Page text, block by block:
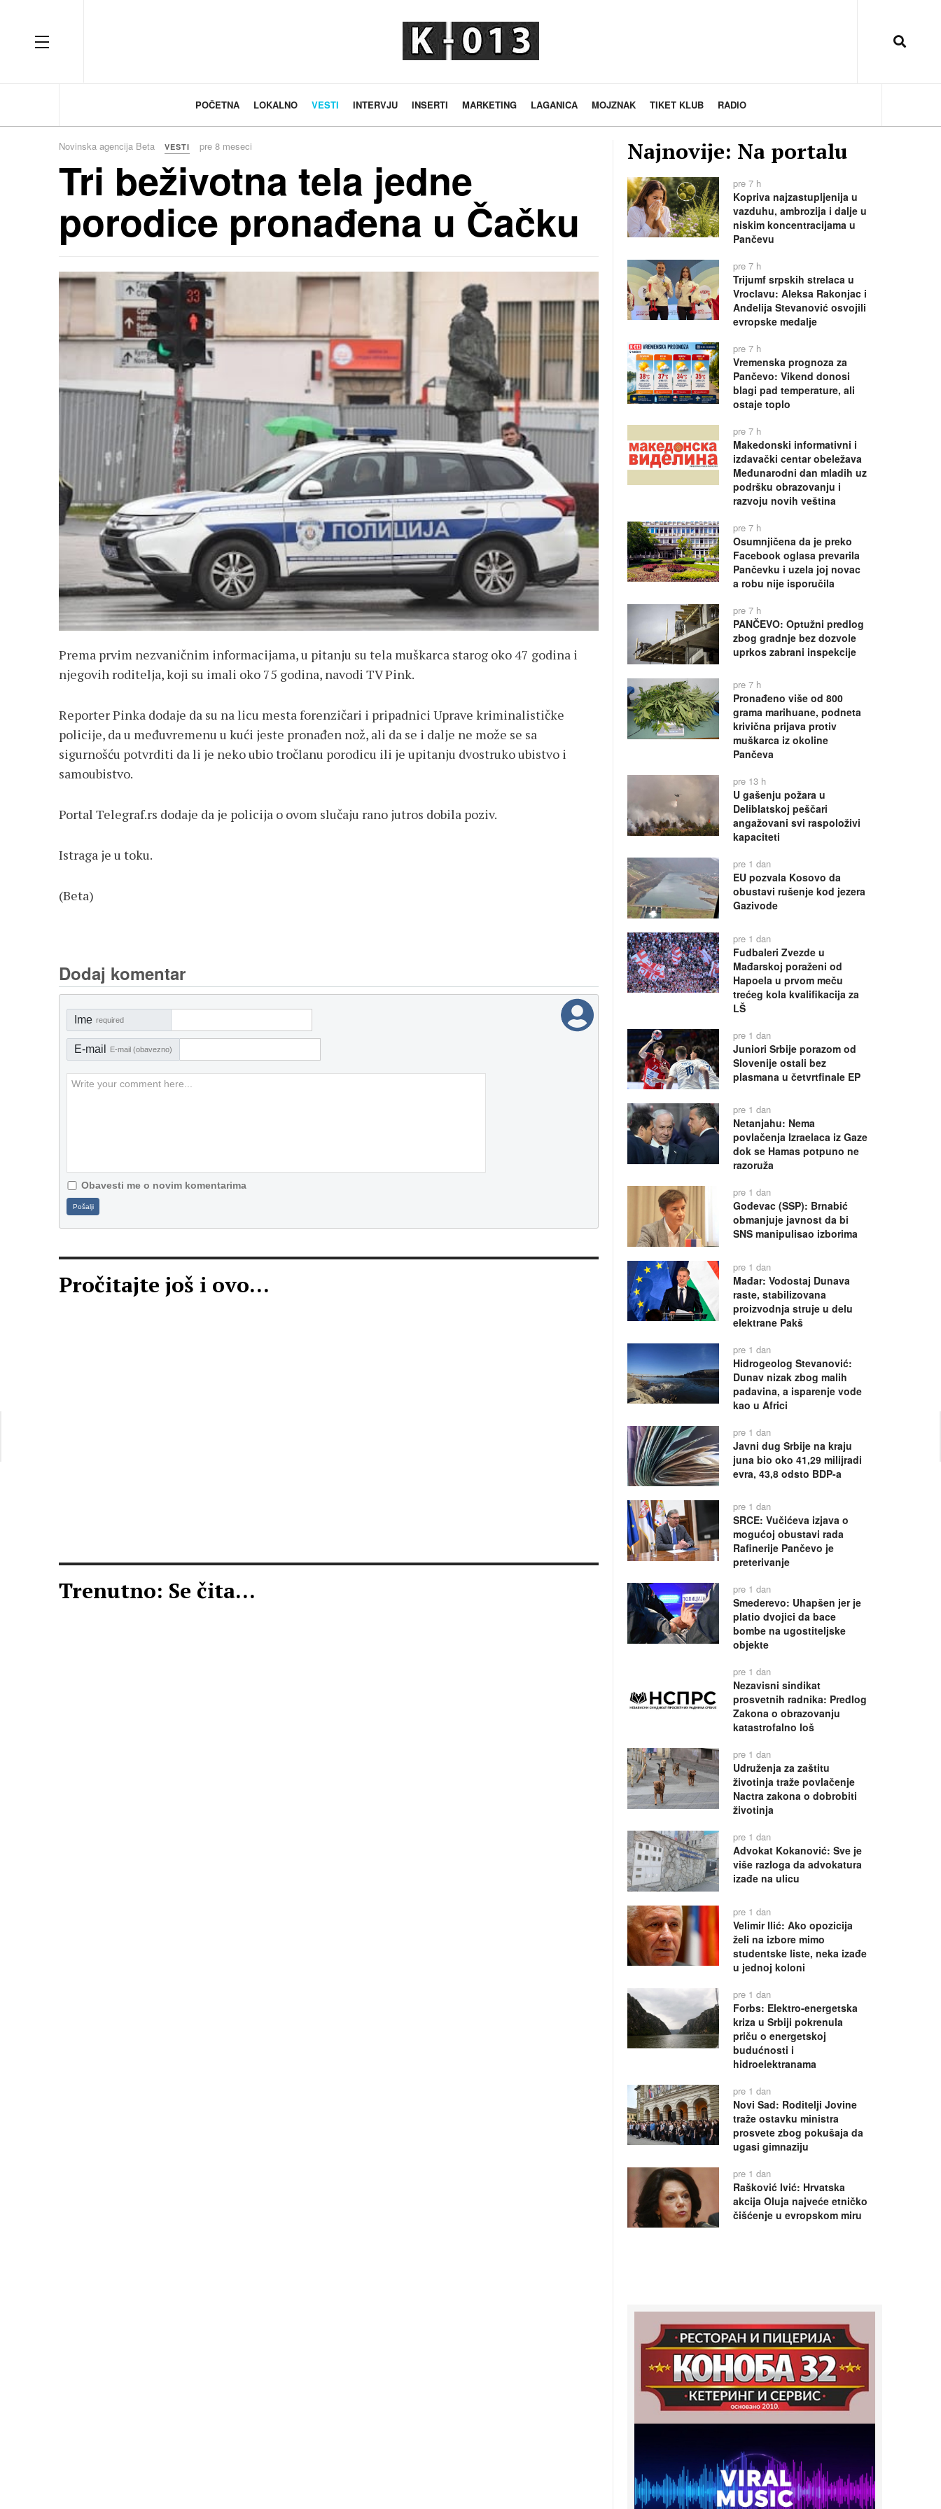
OFF CANVAS
POČETNA LOKALNO VESTI INTERVJU INSERTI MARKETING LAGANICA MOJZNAK TIKET KLUB RADIO
Novinska agencija Beta VESTI pre 8 meseci
Tri beživotna tela jedne
porodice pronađena u Čačku
Prema prvim nezvaničnim informacijama, u pitanju su tela muškarca starog oko 47 godina i
njegovih roditelja, koji su imali oko 75 godina, navodi TV Pink.
Reporter Pinka dodaje da su na licu mesta forenzičari i pripadnici Uprave kriminalističke
policije, da u međuvremenu u kući jeste pronađen nož, ali da se i dalje ne može se sa
sigurnošću potvrditi da li je neko ubio tročlanu porodicu ili je upitanju dvostruko ubistvo i
samoubistvo.
Portal Telegraf.rs dodaje da je policija o ovom slučaju rano jutros dobila poziv.
Istraga je u toku.
(Beta)
Dodaj komentar
Ime required
E-mail E-mail (obavezno)
Obavesti me o novim komentarima
Pošalji
Pročitajte još i ovo...
Trenutno: Se čita...
Najnovije: Na portalu
pre 7 h
Kopriva najzastupljenija u
vazduhu, ambrozija i dalje u
niskim koncentracijama u
Pančevu
pre 7 h
Trijumf srpskih strelaca u
Vroclavu: Aleksa Rakonjac i
Anđelija Stevanović osvojili
evropske medalje
pre 7 h
Vremenska prognoza za
Pančevo: Vikend donosi
blagi pad temperature, ali
ostaje toplo
pre 7 h
Makedonski informativni i
izdavački centar obeležava
Međunarodni dan mladih uz
podršku obrazovanju i
razvoju novih veština
pre 7 h
Osumnjičena da je preko
Facebook oglasa prevarila
Pančevku i uzela joj novac
a robu nije isporučila
pre 7 h
PANČEVO: Optužni predlog
zbog gradnje bez dozvole
uprkos zabrani inspekcije
pre 7 h
Pronađeno više od 800
grama marihuane, podneta
krivična prijava protiv
muškarca iz okoline
Pančeva
pre 13 h
U gašenju požara u
Deliblatskoj peščari
angažovani svi raspoloživi
kapaciteti
pre 1 dan
EU pozvala Kosovo da
obustavi rušenje kod jezera
Gazivode
pre 1 dan
Fudbaleri Zvezde u
Mađarskoj poraženi od
Hapoela u prvom meču
trećeg kola kvalifikacija za
LŠ
pre 1 dan
Juniori Srbije porazom od
Slovenije ostali bez
plasmana u četvrtfinale EP
pre 1 dan
Netanjahu: Nema
povlačenja Izraelaca iz Gaze
dok se Hamas potpuno ne
razoruža
pre 1 dan
Gođevac (SSP): Brnabić
obmanjuje javnost da bi
SNS manipulisao izborima
pre 1 dan
Mađar: Vodostaj Dunava
raste, stabilizovana
proizvodnja struje u delu
elektrane Pakš
pre 1 dan
Hidrogeolog Stevanović:
Dunav nizak zbog malih
padavina, a isparenje vode
kao u Africi
pre 1 dan
Javni dug Srbije na kraju
juna bio oko 41,29 milijradi
evra, 43,8 odsto BDP-a
pre 1 dan
SRCE: Vučićeva izjava o
mogućoj obustavi rada
Rafinerije Pančevo je
preterivanje
pre 1 dan
Smederevo: Uhapšen jer je
platio dvojici da bace
bombe na ugostiteljske
objekte
pre 1 dan
Nezavisni sindikat
prosvetnih radnika: Predlog
Zakona o obrazovanju
katastrofalno loš
pre 1 dan
Udruženja za zaštitu
životinja traže povlačenje
Nactra zakona o dobrobiti
životinja
pre 1 dan
Advokat Kokanović: Sve je
više razloga da advokatura
izađe na ulicu
pre 1 dan
Velimir Ilić: Ako opozicija
želi na izbore mimo
studentske liste, neka izađe
u jednoj koloni
pre 1 dan
Forbs: Elektro-energetska
kriza u Srbiji pokrenula
priču o energetskoj
budućnosti i
hidroelektranama
pre 1 dan
Novi Sad: Roditelji Jovine
traže ostavku ministra
prosvete zbog pokušaja da
ugasi gimnaziju
pre 1 dan
Rašković Ivić: Hrvatska
akcija Oluja najveće etničko
čišćenje u evropskom miru